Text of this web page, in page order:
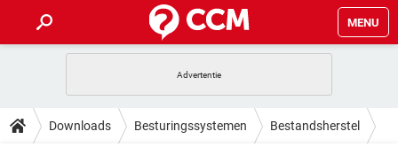
MENU
INSTAGRAM WINDOWS 10
HOW-TO
Downloads Besturingssystemen Bestandsherstel